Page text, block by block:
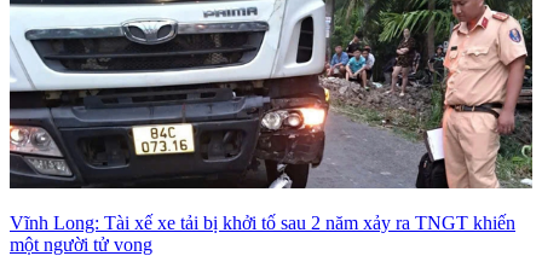
Vĩnh Long: Tài xế xe tải bị khởi tố sau 2 năm xảy ra TNGT khiến
một người tử vong